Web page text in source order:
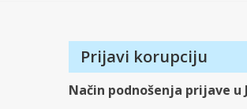
Prijavi korupciju
Način podnošenja prijave